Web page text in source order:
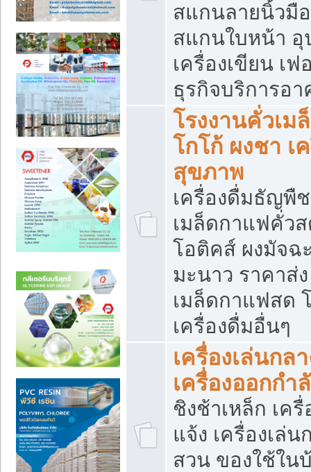
สแกนลายนิ้วมื
สแกนใบหน้า
เครื่องเขียน เ
ธุรกิจบริการอ
โรงงานคั่วเม
โกโก้ ผงชา เ
สุขภาพ
เครื่องดื่มธัญพื
เมล็ดกาแฟคั่ว
โอติคส์ ผงมัจฉ
มะนาว ราคาส่
เมล็ดกาแฟสด
เครื่องดื่มอื่นๆ
เครื่องเล่นกล
เครื่องออกกำ
ชิงช้าเหล็ก เค
แจ้ง เครื่องเล่น
สวน ของใช้ใน